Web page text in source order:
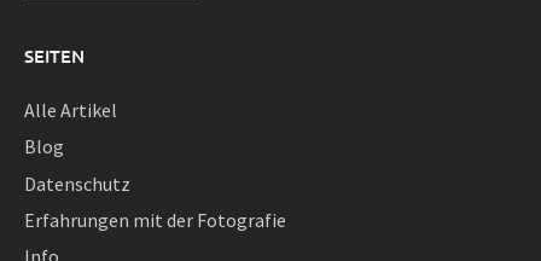
SEITEN
Alle Artikel
Blog
Datenschutz
Erfahrungen mit der Fotografie